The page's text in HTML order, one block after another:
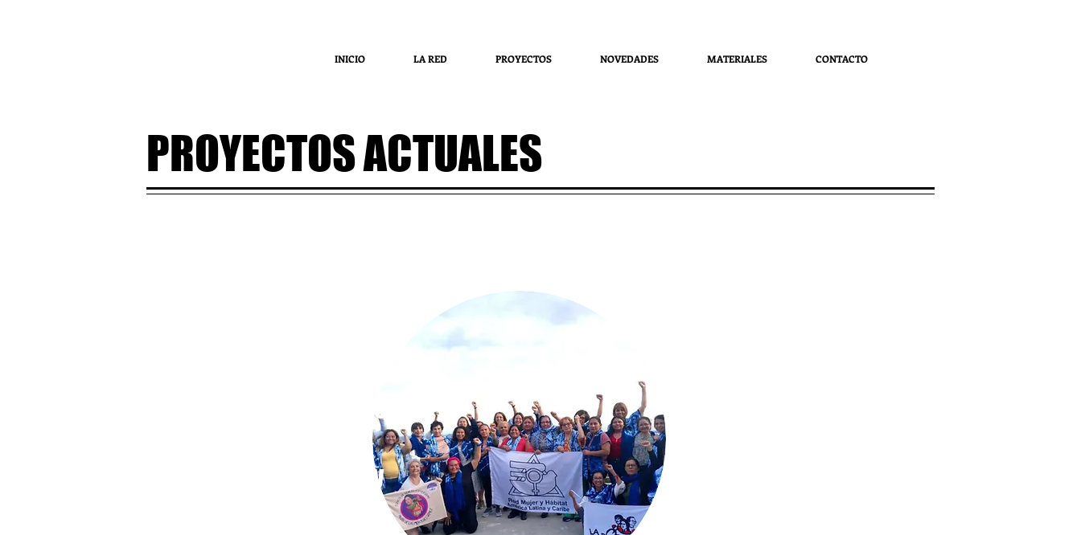
INICIO LA RED PROYECTOS NOVEDADES MATERIALES CONTACTO
PROYECTOS ACTUALES
continuan procesos
fortalecimiento y